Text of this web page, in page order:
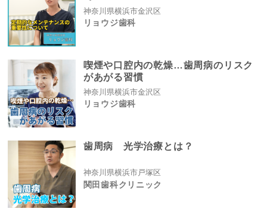
神奈川県横浜市金沢区
リョウジ歯科
喫煙や口腔内の乾燥…歯周病のリスク
があがる習慣
神奈川県横浜市金沢区
リョウジ歯科
歯周病 光学治療とは？
神奈川県横浜市戸塚区
関田歯科クリニック